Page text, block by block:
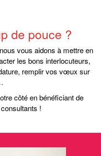
de pouce ?
vous aidons à mettre en
les bons interlocuteurs,
remplir vos vœux sur
côté en bénéficiant de
!